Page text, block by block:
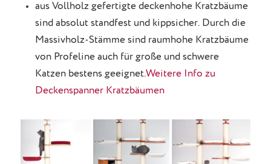
aus Vollholz gefertigte deckenhohe Kratzbäume
sind absolut standfest und kippsicher. Durch die
Massivholz-Stämme sind raumhohe Kratzbäume
von Profeline auch für große und schwere
Katzen bestens geeignet.Weitere Info zu
Deckenspanner Kratzbäumen